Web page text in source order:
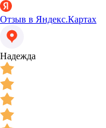
Отзыв в Яндекс.Картах
Надежда